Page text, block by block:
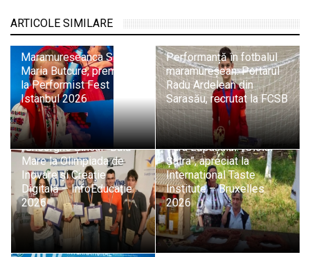
ARTICOLE SIMILARE
Maramureșeanca Sara
Maria Butcure, premiul III
la Performist Fest
Istanbul 2026
Performanță în fotbalul
maramureșean: Portarul
Radu Ardelean din
Sarasău, recrutat la FCSB
Trei medalii de aur și
două de bronz pentru
elevii Colegiului
„Gheorghe Șincai” Baia
Mare la Olimpiada de
Inovare și Creație
Digitală – InfoEducație
2026
Tradiție și pasiune din
Țara Lăpușului: „Oloiul
Șatra”, apreciat la
International Taste
Institute – Bruxelles
2026